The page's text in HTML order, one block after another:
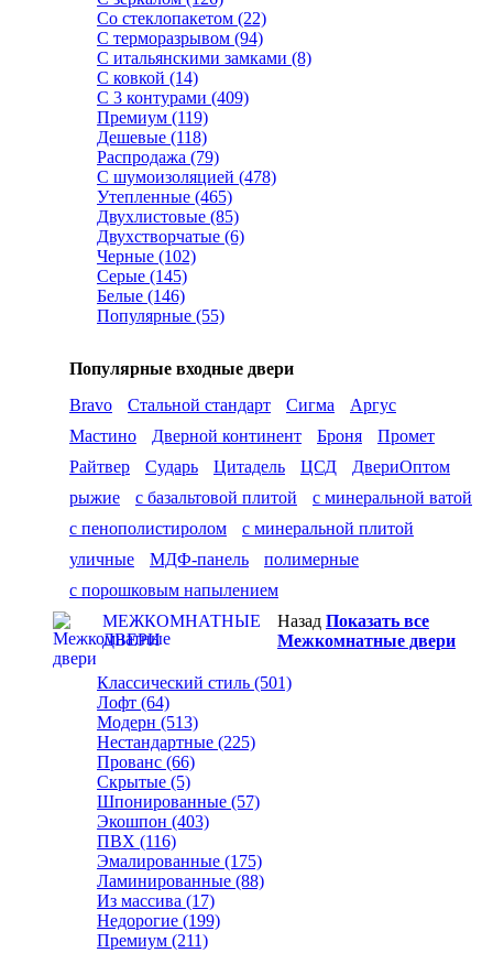
Со стеклопакетом (22)
С терморазрывом (94)
С итальянскими замками (8)
С ковкой (14)
С 3 контурами (409)
Премиум (119)
Дешевые (118)
Распродажа (79)
С шумоизоляцией (478)
Утепленные (465)
Двухлистовые (85)
Двухстворчатые (6)
Черные (102)
Серые (145)
Белые (146)
Популярные (55)
Популярные входные двери
Bravo
Стальной стандарт Сигма
Аргус
Мастино
Дверной континент Броня
Промет
Райтвер
Сударь Цитадель ЦСД
ДвериОптом
рыжие
с базальтовой плитой
с минеральной ватой
с пенополистиролом
с минеральной плитой
уличные
МДФ-панель
полимерные
с порошковым напылением
МЕЖКОМНАТНЫЕ
ДВЕРИ
Назад Показать все
Межкомнатные двери
Классический стиль (501)
Лофт (64)
Модерн (513)
Нестандартные (225)
Прованс (66)
Скрытые (5)
Шпонированные (57)
Экошпон (403)
ПВХ (116)
Эмалированные (175)
Ламинированные (88)
Из массива (17)
Недорогие (199)
Премиум (211)